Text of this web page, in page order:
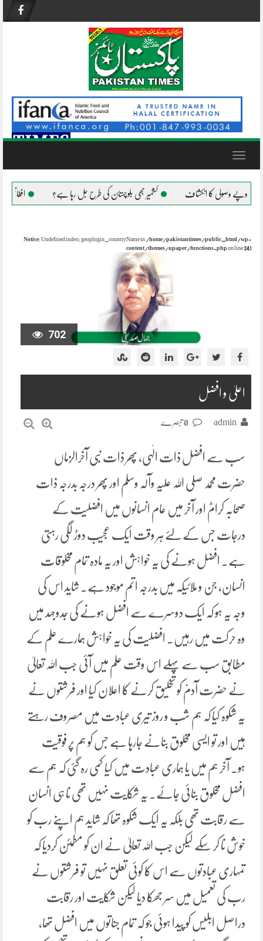
content
Toggle
کشمیر بھی بلوچستان کی طرح جل رہا ہے؟ افغانستان میں دہشتگردوں کی
Notice: Undefined index: geoplugin_countryName in /home/pakistantimes/public_html/wp-
content/themes/upaper/functions.php on line341
702
اعلیٰ و افضل
admin
سب سے افضل ذات الٰہی، پھر ذات نبی آخرالزماں
حضرت محمد صلی اللہ علیہ وآلہ وسلم اور پھر درجہ بدرجہ ذات
صحابہ کرامؓ اور آخر میں عام انسانوں میں افضلیت کے
درجات جس کے لئے ہر وقت ایک عجیب دوڑ لگی رہتی
ہے۔ افضل ہونے کی یہ خواہش اور یہ مادہ تمام مخلوقات
انسان، جن و ملائیکہ میں بدرجہ اتم موجود ہے۔ شاید اس کی
وجہ یہ ہو کہ ایک دوسرے سے افضل ہونے کی جدوجہد میں
وہ حرکت میں رہیں۔ افضلیت کی یہ خواہش ہمارے علم کے
مطابق سب سے پہلے اس وقت علم میں آئی جب اللہ تعالیٰ
نے حضرت آدمؑ کو تخلیق کرنے کا اعلان کیا اور فرشتوں نے
یہ شکوہ کیا کہ ہم شب و روز تیری عبادت میں مصروف رہتے
ہیں اور تو ایسی مخلوق بنانے جارہا ہے جس کو ہم پر فوقیت
ہو۔ آخر ہم میں یا ہماری عبادت میں کیا کمی رہ گئی کہ ہم سے
افضل مخلوق بنائی جائے۔ یہ شکایت نہیں تھی نا ہی انسان
سے رقابت تھی بلکہ یہ ایک شکوہ تھا کہ شاید ہم اپنے رب کو
خوش نا کر سکے لیکن جب اللہ تعالیٰ نے ان کو مطمئن کردیا کہ
تمہاری عبادتوں سے اس کا کوئی تعلق نہیں تو فرشتوں نے
رب کی تعمیل میں سر جھکا دیا لیکن شکایت اور رقابت
دراصل ابلیس کو پیدا ہوئی جو کہ تمام جناتوں میں افضل تھا،